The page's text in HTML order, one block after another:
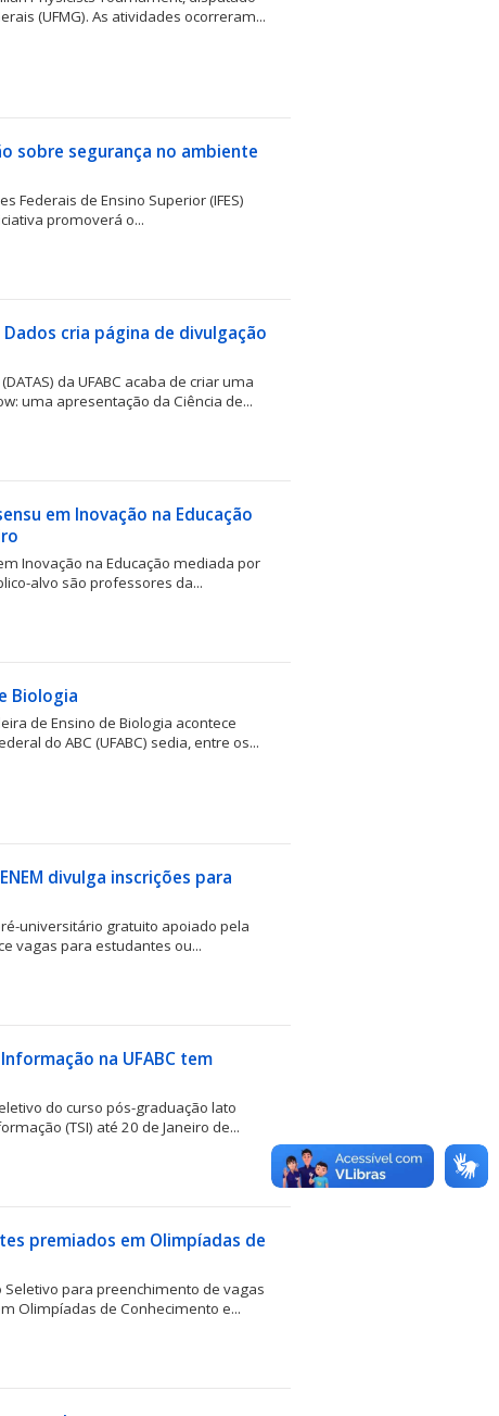
(UFMG). As atividades ocorreram...
sobre segurança no ambiente
Federais de Ensino Superior (IFES)
promoverá o...
cria página de divulgação
da UFABC acaba de criar uma
uma apresentação da Ciência de...
em Inovação na Educação
Inovação na Educação mediada por
alvo são professores da...
Biologia
de Ensino de Biologia acontece
do ABC (UFABC) sedia, entre os...
divulga inscrições para
universitário gratuito apoiado pela
vagas para estudantes ou...
na UFABC tem
do curso pós-graduação lato
(TSI) até 20 de Janeiro de...
premiados em Olimpíadas de
Seletivo para preenchimento de vagas
Olimpíadas de Conhecimento e...